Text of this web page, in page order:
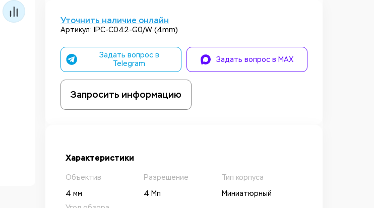
Уточнить наличие онлайн
Артикул: IPC-C042-G0/W (4mm)
Задать вопрос в
Telegram
Задать вопрос в MAX
Запросить информацию
Характеристики
Объектив
4 мм
Разрешение
4 Мп
Тип корпуса
Миниатюрный